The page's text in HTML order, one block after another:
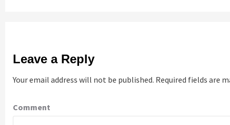
Leave a Reply
Your email address will not be published. Required fields are
Comment